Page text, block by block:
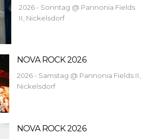
2026 - Sonntag @ Pannonia Fields
II, Nickelsdorf
NOVA ROCK 2026
2026 - Samstag @ Pannonia Fields II,
Nickelsdorf
NOVA ROCK 2026